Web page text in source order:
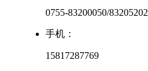
0755-83200050/83205202
手机：
15817287769